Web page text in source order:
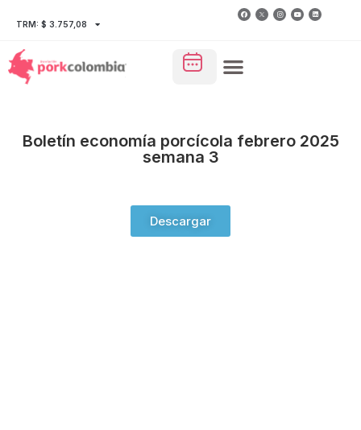
TRM: $ 3.757,08
Boletín economía porcícola febrero 2025
semana 3
Descargar